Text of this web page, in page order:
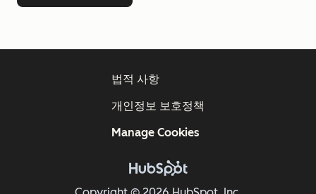
법적 사항
개인정보 보호정책
Manage Cookies